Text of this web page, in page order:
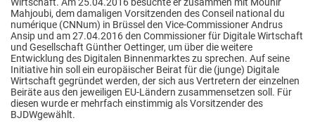
Mahjoubi, dem damaligen Vorsitzenden des Conseil national du
numérique (CNNum) in Brüssel den Vice-Commissioner Andrus
Ansip und am 27.04.2016 den Commissioner für Digitale Wirtschaft
und Gesellschaft Günther Oettinger, um über die weitere
Entwicklung des Digitalen Binnenmarktes zu sprechen. Auf seine
Initiative hin soll ein europäischer Beirat für die (junge) Digitale
Wirtschaft gegründet werden, der sich aus Vertretern der einzelnen
Beiräte aus den jeweiligen EU-Ländern zusammensetzen soll. Für
diesen wurde er mehrfach einstimmig als Vorsitzender des
BJDWgewählt.